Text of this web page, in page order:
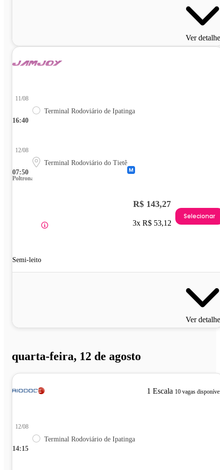
Ver
16:40
11/08
Terminal Rodoviário de Ipatinga
07:50
12/08
Terminal Rodoviário do Tietê
Poltrona
Semi-leito
R$ 143,27
3x R$ 53,12
Selecionar
Ver
quarta-feira, 12 de agosto
1 Escala 10 vagas
14:15
12/08
Terminal Rodoviário de Ipatinga